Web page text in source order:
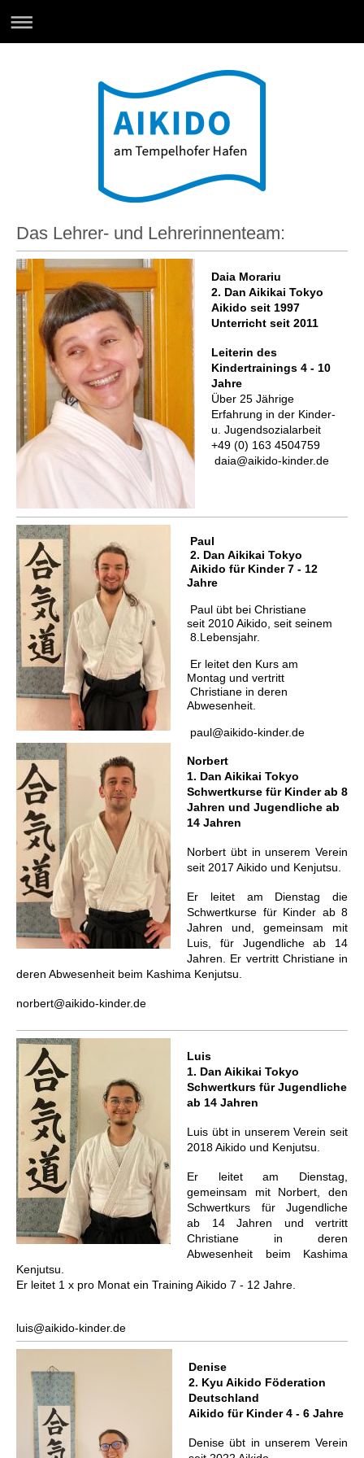
Das Lehrer- und Lehrerinnenteam:
Daia Morariu
2. Dan Aikikai Tokyo
Aikido seit 1997
Unterricht seit 2011
Leiterin des
Kindertrainings 4 - 10
Jahre
Über 25 Jährige
Erfahrung in der Kinder-
u. Jugendsozialarbeit
+49 (0) 163 4504759
daia@aikido-kinder.de
Paul
2. Dan Aikikai Tokyo
Aikido für Kinder 7 - 12
Jahre
Paul übt bei Christiane
seit 2010 Aikido, seit seinem
8.Lebensjahr.
Er leitet den Kurs am
Montag und vertritt
Christiane in deren
Abwesenheit.
paul@aikido-kinder.de
Norbert
1. Dan Aikikai Tokyo
Schwertkurse für Kinder ab 8
Jahren und Jugendliche ab
14 Jahren
Norbert übt in unserem Verein
seit 2017 Aikido und Kenjutsu.
Er leitet am Dienstag die
Schwertkurse für Kinder ab 8
Jahren und, gemeinsam mit
Luis, für Jugendliche ab 14
Jahren. Er vertritt Christiane in
deren Abwesenheit beim Kashima Kenjutsu.
norbert@aikido-kinder.de
Luis
1. Dan Aikikai Tokyo
Schwertkurs für Jugendliche
ab 14 Jahren
Luis übt in unserem Verein seit
2018 Aikido und Kenjutsu.
Er leitet am Dienstag,
gemeinsam mit Norbert, den
Schwertkurs für Jugendliche
ab 14 Jahren und vertritt
Christiane in deren
Abwesenheit beim Kashima
Kenjutsu.
Er leitet 1 x pro Monat ein Training Aikido 7 - 12 Jahre.
luis@aikido-kinder.de
Denise
2. Kyu Aikido Föderation
Deutschland
Aikido für Kinder 4 - 6 Jahre
Denise übt in unserem Verein